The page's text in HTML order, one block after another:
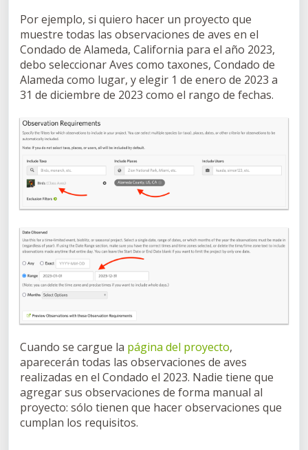
Por ejemplo, si quiero hacer un proyecto que
muestre todas las observaciones de aves en el
Condado de Alameda, California para el año 2023,
debo seleccionar Aves como taxones, Condado de
Alameda como lugar, y elegir 1 de enero de 2023 a
31 de diciembre de 2023 como el rango de fechas.
Cuando se cargue la página del proyecto,
aparecerán todas las observaciones de aves
realizadas en el Condado el 2023. Nadie tiene que
agregar sus observaciones de forma manual al
proyecto: sólo tienen que hacer observaciones que
cumplan los requisitos.